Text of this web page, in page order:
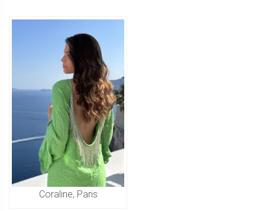
Coraline, Paris